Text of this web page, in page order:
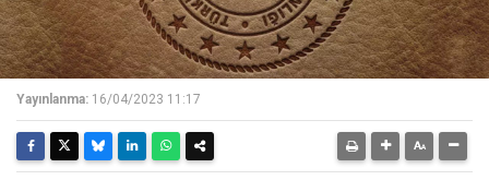
Yayınlanma: 16/04/2023 11:17